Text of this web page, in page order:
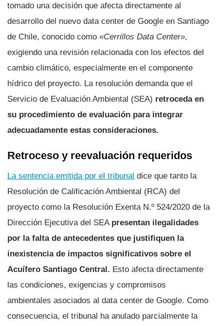
tomado una decisión que afecta directamente al
desarrollo del nuevo data center de Google en Santiago
de Chile, conocido como «Cerrillos Data Center»,
exigiendo una revisión relacionada con los efectos del
cambio climático, especialmente en el componente
hídrico del proyecto. La resolución demanda que el
Servicio de Evaluación Ambiental (SEA) retroceda en
su procedimiento de evaluación para integrar
adecuadamente estas consideraciones.
Retroceso y reevaluación requeridos
La sentencia emitida por el tribunal dice que tanto la
Resolución de Calificación Ambiental (RCA) del
proyecto como la Resolución Exenta N.º 524/2020 de la
Dirección Ejecutiva del SEA presentan ilegalidades
por la falta de antecedentes que justifiquen la
inexistencia de impactos significativos sobre el
Acuífero Santiago Central. Esto afecta directamente
las condiciones, exigencias y compromisos
ambientales asociados al data center de Google. Como
consecuencia, el tribunal ha anulado parcialmente la